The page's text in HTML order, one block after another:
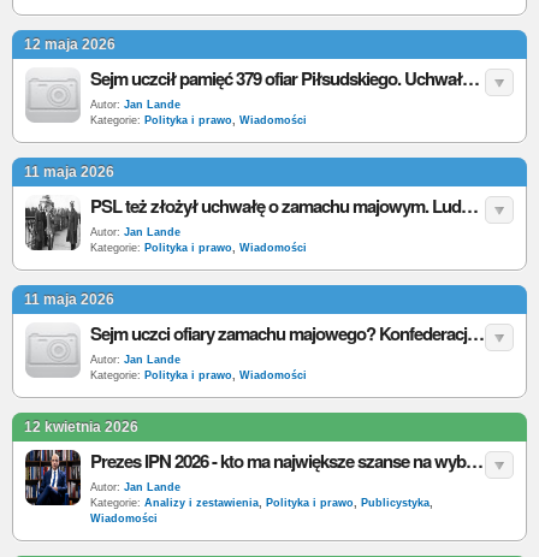
12 maja 2026
Sejm uczcił pamięć 379 ofiar Piłsudskiego. Uchwała przyjęta przez aklamację w setną rocznicę zamachu stanu
Autor: Jan Lande
Kategorie: Polityka i prawo, Wiadomości
11 maja 2026
PSL też złożył uchwałę o zamachu majowym. Ludowcy skupiają się na ofiarach
Autor: Jan Lande
Kategorie: Polityka i prawo, Wiadomości
11 maja 2026
Sejm uczci ofiary zamachu majowego? Konfederacja składa projekt uchwały w 100. rocznicę przewrotu Piłsudskiego
Autor: Jan Lande
Kategorie: Polityka i prawo, Wiadomości
12 kwietnia 2026
Prezes IPN 2026 - kto ma największe szanse na wybór przez Sejm?
Autor: Jan Lande
Kategorie: Analizy i zestawienia, Polityka i prawo, Publicystyka,
Wiadomości